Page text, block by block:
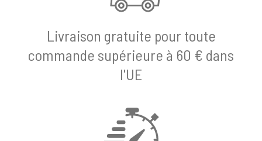
Livraison gratuite pour toute
commande supérieure à 60 € dans
l'UE